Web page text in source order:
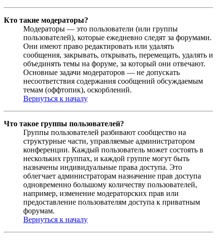
Кто такие модераторы?
Модераторы — это пользователи (или группы
пользователей), которые ежедневно следят за форумами.
Они имеют право редактировать или удалять
сообщения, закрывать, открывать, перемещать, удалять и
объединять темы на форуме, за который они отвечают.
Основные задачи модераторов — не допускать
несоответствия содержания сообщений обсуждаемым
темам (оффтопик), оскорблений.
Вернуться к началу
Что такое группы пользователей?
Группы пользователей разбивают сообщество на
структурные части, управляемые администратором
конференции. Каждый пользователь может состоять в
нескольких группах, и каждой группе могут быть
назначены индивидуальные права доступа. Это
облегчает администраторам назначение прав доступа
одновременно большому количеству пользователей,
например, изменение модераторских прав или
предоставление пользователям доступа к приватным
форумам.
Вернуться к началу